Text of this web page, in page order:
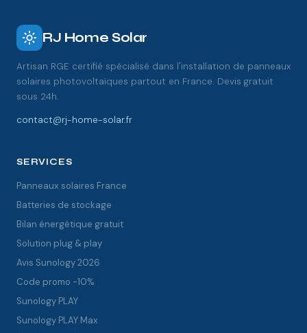
RJ Home Solar
Artisan RGE certifié spécialisé dans l'installation de panneaux
solaires photovoltaïques partout en France. Devis gratuit
sous 24h.
contact@rj-home-solar.fr
SERVICES
Panneaux solaires France
Batteries de stockage
Bilan énergétique gratuit
Solution plug & play
Avis Sunology 2026
Code promo -10%
Sunology PLAY
Sunology PLAY Max